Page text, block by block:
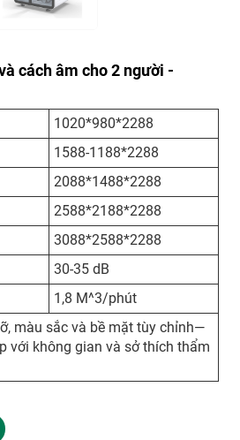
cách âm cho 2 người -
1020*980*2288
1588-1188*2288
2088*1488*2288
2588*2188*2288
3088*2588*2288
30-35 dB
1,8 M^3/phút
màu sắc và bề mặt tùy chỉnh—
với không gian và sở thích thẩm